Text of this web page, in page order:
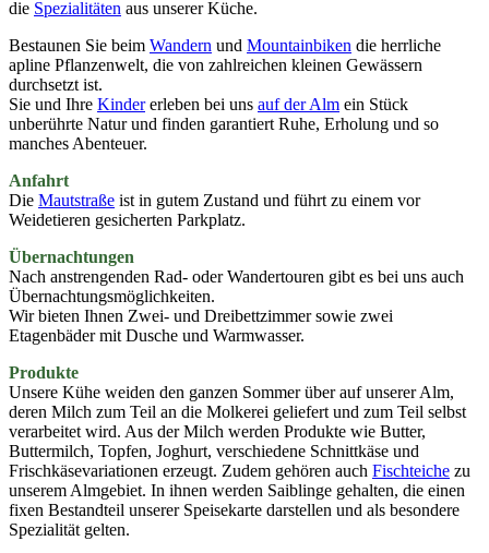
die Spezialitäten aus unserer Küche.
Bestaunen Sie beim Wandern und Mountainbiken die herrliche
apline Pflanzenwelt, die von zahlreichen kleinen Gewässern
durchsetzt ist.
Sie und Ihre Kindererleben bei uns auf der Alm ein Stück
unberührte Natur und finden garantiert Ruhe, Erholung und so
manches Abenteuer.
Anfahrt
Die Mautstraße ist in gutem Zustand und führt zu einem vor
Weidetieren gesicherten Parkplatz.
Übernachtungen
Nach anstrengenden Rad- oder Wandertouren gibt es bei uns auch
Übernachtungsmöglichkeiten.
Wir bieten Ihnen Zwei- und Dreibettzimmer sowie zwei
Etagenbäder mit Dusche und Warmwasser.
Produkte
Unsere Kühe weiden den ganzen Sommer über auf unserer Alm,
deren Milch zum Teil an die Molkerei geliefert und zum Teil selbst
verarbeitet wird. Aus der Milch werden Produkte wie Butter,
Buttermilch, Topfen, Joghurt, verschiedene Schnittkäse und
Frischkäsevariationen erzeugt. Zudem gehören auch Fischteiche zu
unserem Almgebiet. In ihnen werden Saiblinge gehalten, die einen
fixen Bestandteil unserer Speisekarte darstellen und als besondere
Spezialität gelten.